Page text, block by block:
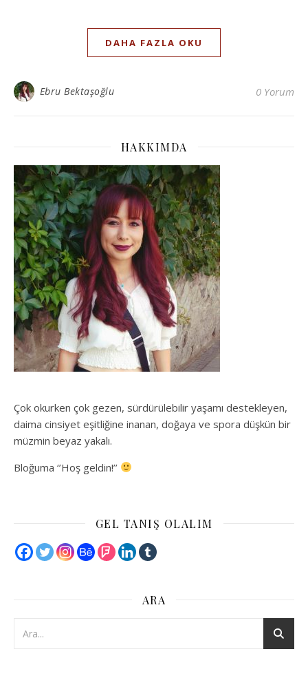
DAHA FAZLA OKU
Ebru Bektaşoğlu 0 Yorum
HAKKIMDA
Çok okurken çok gezen, sürdürülebilir yaşamı destekleyen,
daima cinsiyet eşitliğine inanan, doğaya ve spora düşkün bir
müzmin beyaz yakalı.
Bloğuma ‘’Hoş geldin!’’
GEL TANIŞ OLALIM
ARA